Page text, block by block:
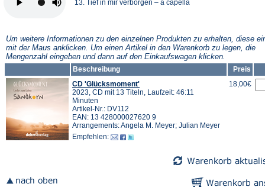
13. Tief in mir verborgen – a capella
Um weitere Informationen zu den einzelnen Produkten zu erhalten, diese
mit der Maus anklicken. Um einen Artikel in den Warenkorb zu legen, die
Mengenzahl eingeben und dann auf den Einkaufswagen klicken.
Beschreibung
Preis
CD 'Glücksmoment'
2023, CD mit 13 Titeln, Laufzeit: 46:11
Minuten
Artikel-Nr.: DV112
EAN: 13 428000027620 9
Arrangements: Angela M. Meyer; Julian Meyer
Empfehlen:
18,00€